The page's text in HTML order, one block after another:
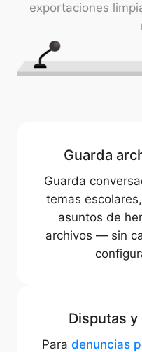
exportaciones
Guarda
Guarda
temas
asuntos de
archivos — sin
Disputas
Para denuncias